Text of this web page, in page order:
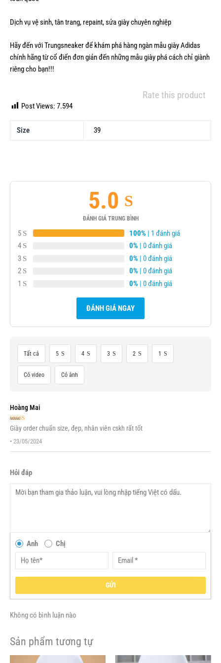
Dịch vụ vệ sinh, tân trang, repaint, sửa giày chuyên nghiệp
Hãy đến với Trungsneaker để khám phá hàng ngàn mẫu giàyAdidas
chính hãngtừ cổ điển đơn giản đến những mẫu giày phá cách chỉ giành
riêng cho bạn!!!
Rate this product
Post Views: 7.594
Size 39
5.0
ĐÁNH GIÁ TRUNG BÌNH
5 100% | 1 đánh giá
4
0% | 0 đánh giá
3
0% | 0 đánh giá
2
0% | 0 đánh giá
1
0% | 0 đánh giá
ĐÁNH GIÁ NGAY
Tất cả 5 4 3 2 1
Có video Có ảnh
Hoàng Mai
Được xếp
hạng 55 sao
Giày order chuẩn size, đẹp, nhân viên cskh rất tốt
• 23/05/2024
Hỏi đáp
Anh Chị
GỬI
Không có bình luận nào
Sản phẩm tương tự
Giá
Sản